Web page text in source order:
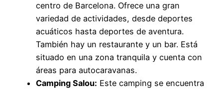
centro de Barcelona. Ofrece una gran
variedad de actividades, desde deportes
acuáticos hasta deportes de aventura.
También hay un restaurante y un bar. Está
situado en una zona tranquila y cuenta con
áreas para autocaravanas.
Camping Salou: Este camping se encuentra